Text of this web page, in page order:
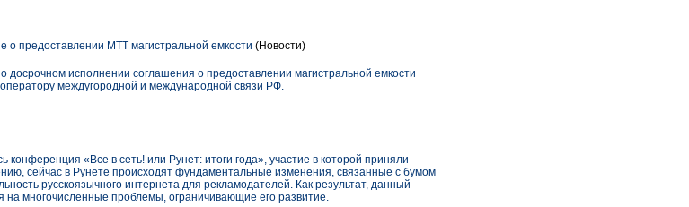
предоставлении МТТ магистральной емкости (Новости)
исполнении соглашения о предоставлении магистральной емкости
междугородной и международной связи РФ.
«Все в сеть! или Рунет: итоги года», участие в которой приняли
сейчас в Рунете происходят фундаментальные изменения, связанные с бумом
русскоязычного интернета для рекламодателей. Как результат, данный
многочисленные проблемы, ограничивающие его развитие.